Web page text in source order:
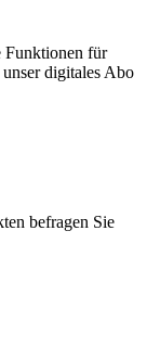
Funktionen für
digitales Abo
befragen Sie